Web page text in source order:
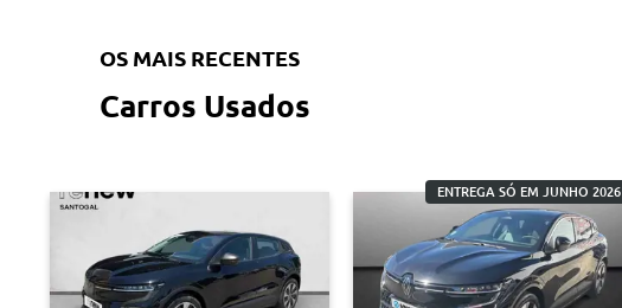
OS MAIS RECENTES
Carros Usados
ENTREGA SÓ EM JUNHO 2026